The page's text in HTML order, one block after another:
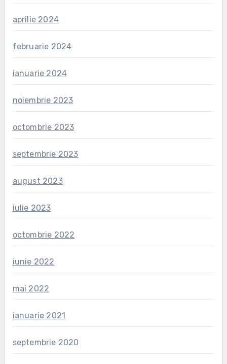
aprilie 2024
februarie 2024
ianuarie 2024
noiembrie 2023
octombrie 2023
septembrie 2023
august 2023
iulie 2023
octombrie 2022
iunie 2022
mai 2022
ianuarie 2021
septembrie 2020